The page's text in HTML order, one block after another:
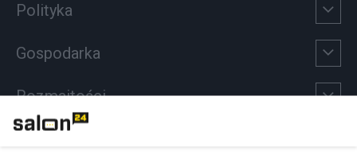
Polityka
Gospodarka
Rozmaitości